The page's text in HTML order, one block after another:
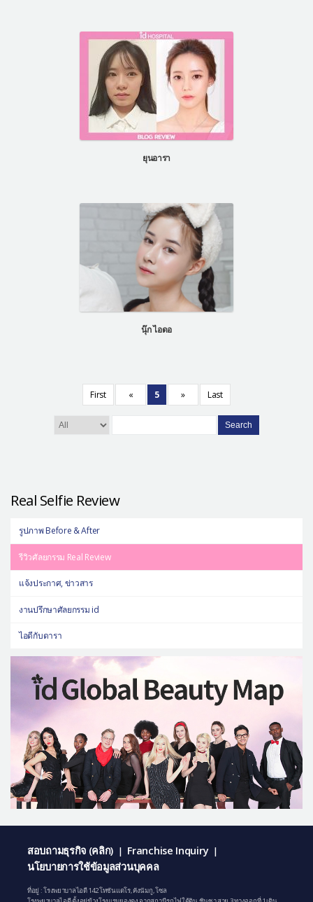
ยุนอารา
นุ๊ก ไอดอ
First « 5 » Last
Search
Real Selfie Review
รูปภาพ Before & After
รีวิวศัลยกรรม Real Review
แจ้งประกาศ, ข่าวสาร
งานปรึกษาศัลยกรรม id
ไอดีกับดารา
สอบถามธุรกิจ (คลิก) | Franchise Inquiry |
นโยบายการใช้ข้อมูลส่วนบุคคล
ที่อยู่ : โรงพยาบาลไอดี 142 โทซันแดโร, คังนัมกู, โซล